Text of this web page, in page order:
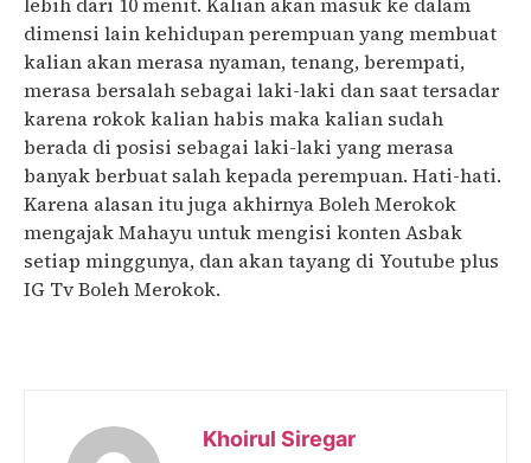
dimensi lain kehidupan perempuan yang membuat
kalian akan merasa nyaman, tenang, berempati,
merasa bersalah sebagai laki-laki dan saat tersadar
karena rokok kalian habis maka kalian sudah
berada di posisi sebagai laki-laki yang merasa
banyak berbuat salah kepada perempuan. Hati-hati.
Karena alasan itu juga akhirnya Boleh Merokok
mengajak Mahayu untuk mengisi konten Asbak
setiap minggunya, dan akan tayang di Youtube plus
IG Tv Boleh Merokok.
Khoirul Siregar